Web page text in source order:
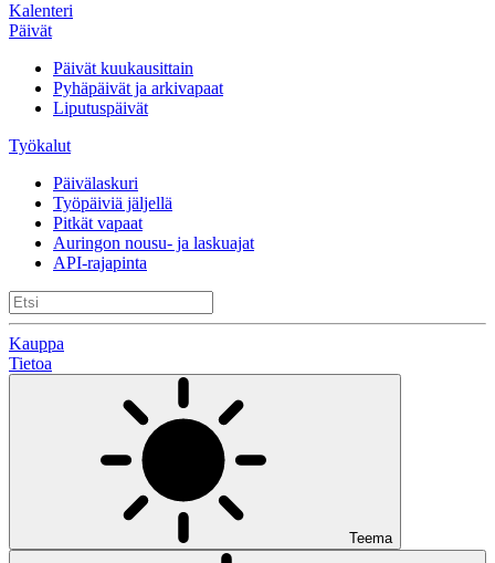
Kalenteri
Päivät
Päivät kuukausittain
Pyhäpäivät ja arkivapaat
Liputuspäivät
Työkalut
Päivälaskuri
Työpäiviä jäljellä
Pitkät vapaat
Auringon nousu- ja laskuajat
API-rajapinta
Kauppa
Tietoa
Teema